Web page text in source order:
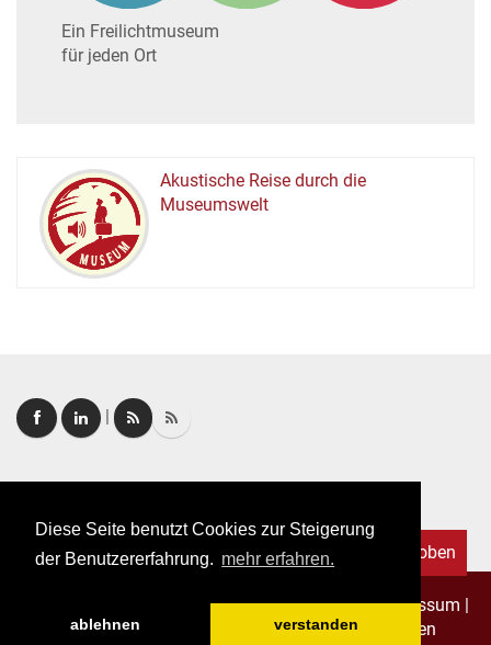
Diese Seite benutzt Cookies zur Steigerung
der Benutzererfahrung. mehr erfahren.
ablehnen verstanden
Ein Freilichtmuseum
für jeden Ort
MUSEUM
Akustische Reise durch die
Museumswelt
Copyright © 2026. Alle Rechte vorbehalten.–Impressum |
Datenschutz
Allgemeine Geschäftsbedingungen
Nach oben